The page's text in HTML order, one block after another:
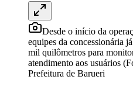
Anuncie no Portal
Verificar Empresa
Anunciar Vagas Novo
Publicidade Legal
NBA
NFL
Fórmula 1
Desde o início da
equipes da concessionária
mil quilômetros para
atendimento aos usuários
Prefeitura de Barueri